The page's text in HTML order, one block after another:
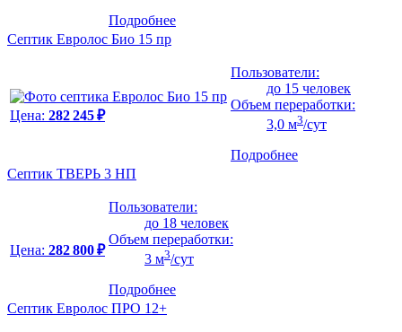
Подробнее
Септик Евролос Био 15 пр
Цена: 282 245 ₽
Пользователи:
до 15 человек
Объем переработки:
3,0 м3/сут
Подробнее
Септик ТВЕРЬ 3 НП
Цена: 282 800 ₽
Пользователи:
до 18 человек
Объем переработки:
3 м3/сут
Подробнее
Септик Евролос ПРО 12+